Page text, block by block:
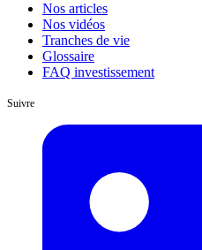
Nos articles
Nos vidéos
Tranches de vie
Glossaire
FAQ investissement
Suivre